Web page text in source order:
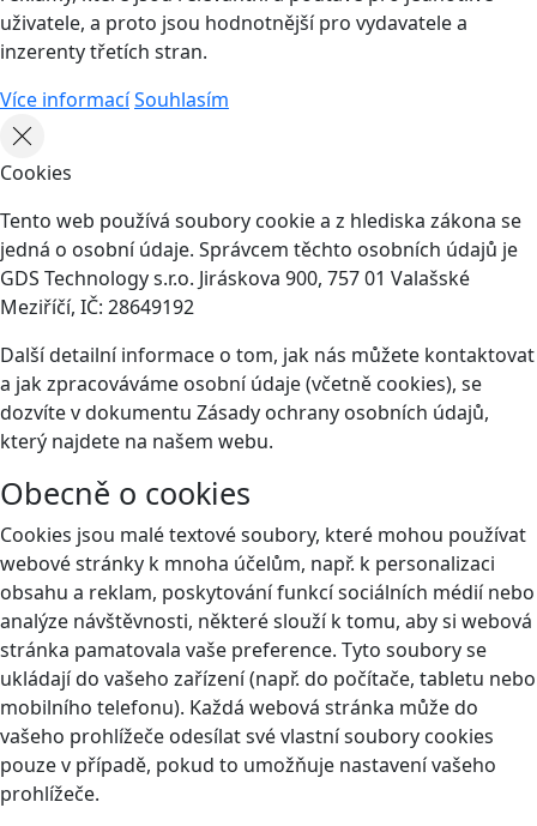
uživatele, a proto jsou hodnotnější pro vydavatele a
inzerenty třetích stran.
Více informacíSouhlasím
Cookies
Tento web používá soubory cookie a z hlediska zákona se
jedná o osobní údaje. Správcem těchto osobních údajů je
GDS Technology s.r.o. Jiráskova 900, 757 01 Valašské
Meziříčí, IČ: 28649192
Další detailní informace o tom, jak nás můžete kontaktovat
a jak zpracováváme osobní údaje (včetně cookies), se
dozvíte v dokumentu Zásady ochrany osobních údajů,
který najdete na našem webu.
Obecně o cookies
Cookies jsou malé textové soubory, které mohou používat
webové stránky k mnoha účelům, např. k personalizaci
obsahu a reklam, poskytování funkcí sociálních médií nebo
analýze návštěvnosti, některé slouží k tomu, aby si webová
stránka pamatovala vaše preference. Tyto soubory se
ukládají do vašeho zařízení (např. do počítače, tabletu nebo
mobilního telefonu). Každá webová stránka může do
vašeho prohlížeče odesílat své vlastní soubory cookies
pouze v případě, pokud to umožňuje nastavení vašeho
prohlížeče.